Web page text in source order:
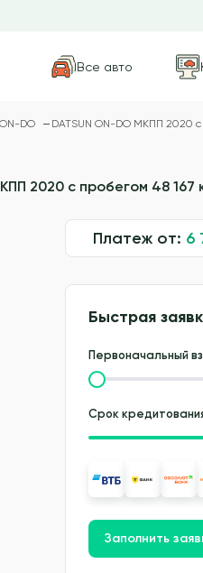
Все авто
ON-DO DATSUN ON-DO МКПП 2020 с
2020 с пробегом 48 167
Платеж от: 6
Быстрая
Первоначальный
Срок
Заполнить